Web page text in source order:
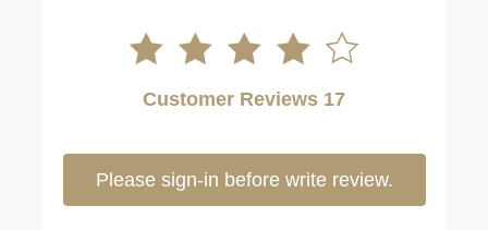
Customer Reviews 17
Please sign-in before write review.